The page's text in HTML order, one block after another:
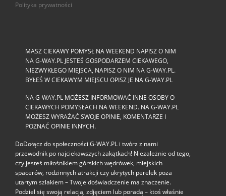
Polityka prywatności
MASZ CIEKAWY POMYSŁ NA WEEKEND NAPISZ O NIM
NA G-WAY.PL JESTEŚ GOSPODARZEM CIEKAWEGO,
NIEZWYKŁEGO MIEJSCA, NAPISZ O NIM NA G-WAY.PL.
BYŁEŚ W CIEKAWYM MIEJSCU OPISZ JE NA G-WAY.PL
NA G-WAY.PL MOŻESZ INFORMOWAĆ INNE OSOBY O
CIEKAWYCH POMYSŁACH NA WEEKEND. NA G-WAY.PL
MOŻESZ WYRAŻAĆ SWOJE OPINIE, KOMENTARZE I
POZNAĆ OPINIE INNYCH.
DoDołącz do społeczności G‑WAY.PL i twórz z nami
przewodnik po najciekawszych zakątkach! Niezależnie od tego,
czy jesteś miłośnikiem górskich wędrówek, miejskich
spacerów, rodzinnych atrakcji czy ukrytych perełek poza
utartym szlakiem – Twoje doświadczenie ma znaczenie.
Podziel się swoją relacją, zdjęciem lub poradą – ktoś właśnie